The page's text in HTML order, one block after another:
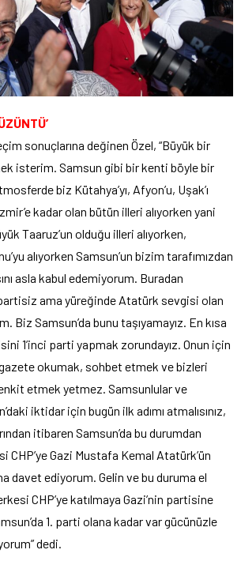
sonuçlarına değinen Özel, “Büyük bir
isterim. Samsun gibi bir kenti böyle bir
biz Kütahya’yı, Afyon’u, Uşak’ı
kadar olan bütün illeri alıyorken yani
Taaruz’un olduğu illeri alıyorken,
alıyorken Samsun’un bizim tarafımızdan
asla kabul edemiyorum. Buradan
ama yüreğinde Atatürk sevgisi olan
Biz Samsun’da bunu taşıyamayız. En kısa
1’inci parti yapmak zorundayız. Onun için
okumak, sohbet etmek ve bizleri
etmek yetmez. Samsunlular ve
iktidar için bugün ilk adımı atmalısınız,
itibaren Samsun’da bu durumdan
CHP’ye Gazi Mustafa Kemal Atatürk’ün
davet ediyorum. Gelin ve bu duruma el
CHP’ye katılmaya Gazi’nin partisine
1. parti olana kadar var gücünüzle
dedi.